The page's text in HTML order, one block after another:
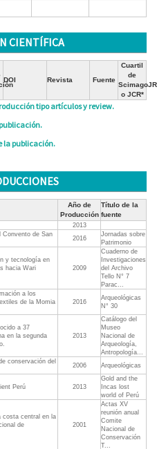
CIENTÍFICA
DOI Revista Fuente
Cuartil
de
ScimagoJR
o JCR*
tipo artículos y review.
la publicación.
Año de
Producción
Título de la
fuente
2013
Convento de San
2016
Jornadas sobre
Patrimonio
y tecnología en
hacia Wari
2009
Cuaderno de
Investigaciones
del Archivo
Tello N° 7
Parac...
a los
de la Momia
2016
Arqueológicas
N° 30
a 37
en la segunda
2013
Catálogo del
Museo
Nacional de
Arqueología,
Antropología...
conservación del
2006 Arqueológicas
Perú 2013
Gold and the
Incas lost
world of Perú
costa central en la
de
2001
Actas XV
reunión anual
Comite
Nacional de
Conservación
T...